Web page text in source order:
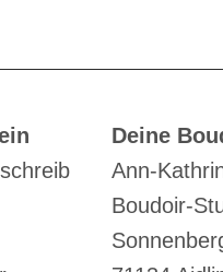
Deine
Ann-
Boudoir-